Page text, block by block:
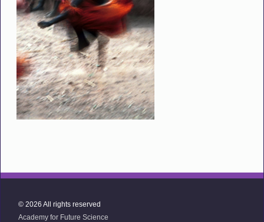
© 2026 All rights reserved
Academy for Future Science